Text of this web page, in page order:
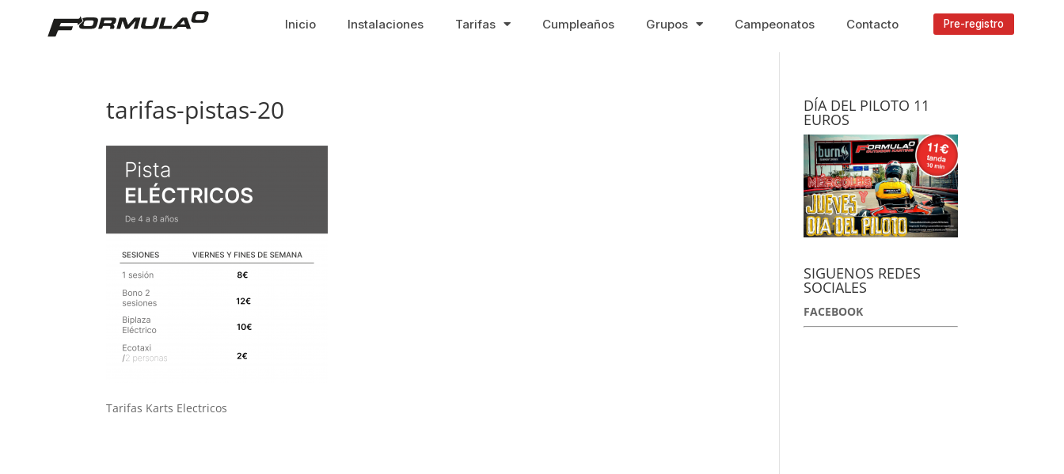
Inicio Instalaciones Tarifas Cumpleaños Grupos Campeonatos Contacto Pre-registro
tarifas-pistas-20
Tarifas Karts Electricos
DÍA DEL PILOTO 11
EUROS
SIGUENOS REDES
SOCIALES
FACEBOOK